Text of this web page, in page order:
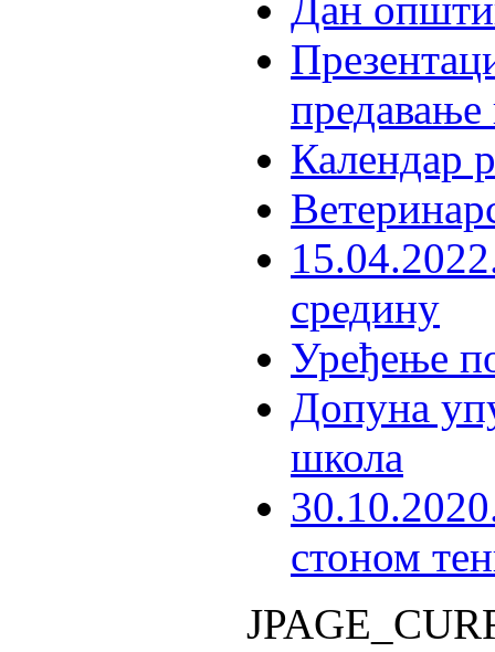
предавање
Календар
средину
Уређење
Допуна
школа
стоном